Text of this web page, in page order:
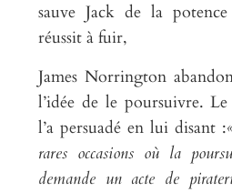
sauve Jack de la
réussit à fuir,
James Norrington
l’idée de le poursuivre.
l’a persuadé en lui disant :
rares occasions où la
demande un acte de